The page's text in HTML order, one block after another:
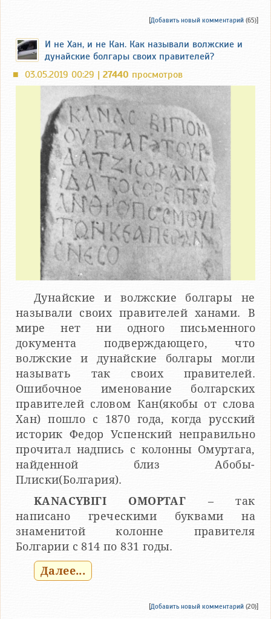
[Добавить новый комментарий (65)]
И не Хан, и не Кан. Как называли волжские и
дунайские болгары своих правителей?
■ 03.05.2019 00:29 | 27440 просмотров
Дунайские и волжские болгары не
называли своих правителей ханами. В
мире нет ни одного письменного
документа подверждающего, что
волжские и дунайские болгары могли
называть так своих правителей.
Ошибочное именование болгарских
правителей словом Кан(якобы от слова
Хан) пошло с 1870 года, когда русский
историк Федор Успенский неправильно
прочитал надпись с колонны Омуртага,
найденной близ Абобы-
Плиски(Болгария).
ΚΑΝΑCYΒΙΓΙ ОΜΟΡΤΑΓ – так
написано греческими буквами на
знаменитой колонне правителя
Болгарии с 814 по 831 годы.
Далее...
[Добавить новый комментарий (20)]